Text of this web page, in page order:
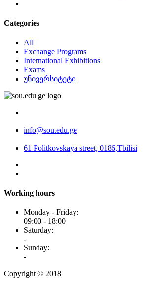
Categories
All
Exchange Programs
International Exhibitions
Exams
უნივერსიტეტი
info@sou.edu.ge
61 Politkovskaya street, 0186,Tbilisi
Working hours
Monday - Friday:
09:00 - 18:00
Saturday:
-
Sunday:
-
Copyright © 2018